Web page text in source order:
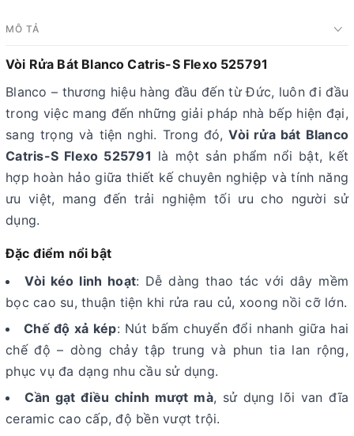
MÔ TẢ
Vòi Rửa Bát Blanco Catris-S Flexo 525791
Blanco – thương hiệu hàng đầu đến từ Đức, luôn đi đầu
trong việc mang đến những giải pháp nhà bếp hiện đại,
sang trọng và tiện nghi. Trong đó,Vòi rửa bát Blanco
Catris-S Flexo 525791 là một sản phẩm nổi bật, kết
hợp hoàn hảo giữa thiết kế chuyên nghiệp và tính năng
ưu việt, mang đến trải nghiệm tối ưu cho người sử
dụng.
Đặc điểm nổi bật
Vòi kéo linh hoạt: Dễ dàng thao tác với dây mềm
bọc cao su, thuận tiện khi rửa rau củ, xoong nồi cỡ lớn.
Chế độ xả kép: Nút bấm chuyển đổi nhanh giữa hai
chế độ – dòng chảy tập trung và phun tia lan rộng,
phục vụ đa dạng nhu cầu sử dụng.
Cần gạt điều chỉnh mượt mà, sử dụng lõi van đĩa
ceramic cao cấp, độ bền vượt trội.